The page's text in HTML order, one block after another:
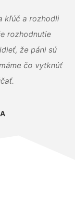
kľúč a rozhodli
rozhodnutie
že páni sú
čo vytknúť